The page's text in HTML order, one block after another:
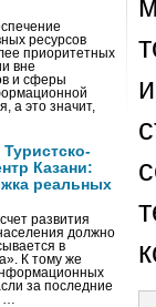
ресурсов
приоритетных
вне
и сферы
а это значит,
Казани:
реальных
развития
должно
в
К тому же
за последние